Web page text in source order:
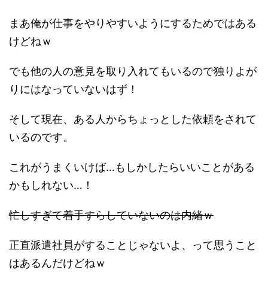
まあ俺が仕事をやりやすいようにするためではある
けどねｗ
でも他の人の意見を取り入れてもいるので独りよが
りにはなっていないはず！
そして現在、ある人からちょっとした依頼をされて
いるのです。
これがうまくいけば…もしかしたらいいことがある
かもしれない…！
忙しすぎて着手すらしていないのは内緒ｗ
正直派遣社員がすることじゃないよ、って思うこと
はあるんだけどねｗ